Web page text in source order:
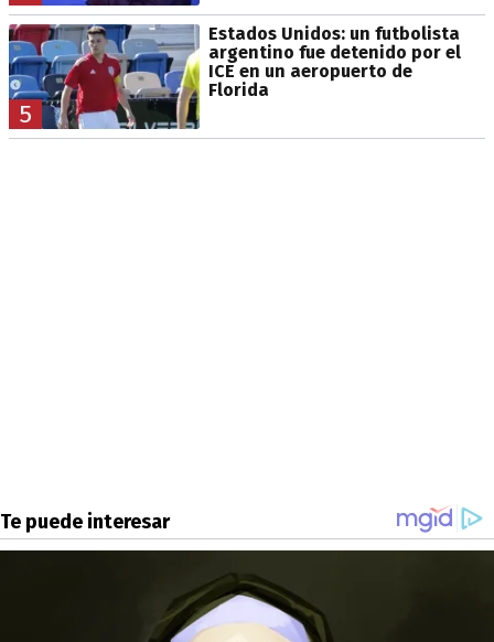
5
Estados Unidos: un futbolista
argentino fue detenido por el
ICE en un aeropuerto de
Florida